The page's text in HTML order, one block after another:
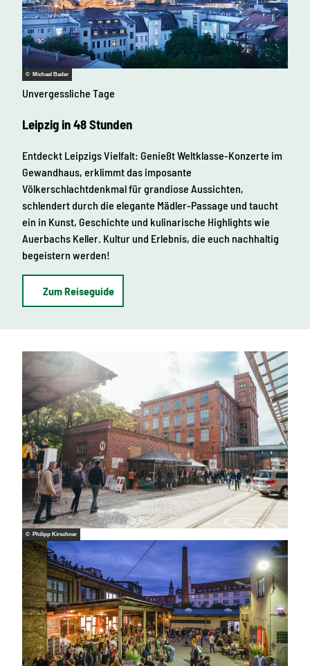
© Michael Bader
Unvergessliche Tage
Leipzig in 48 Stunden
Entdeckt Leipzigs Vielfalt: Genießt Weltklasse-Konzerte im
Gewandhaus, erklimmt das imposante
Völkerschlachtdenkmal für grandiose Aussichten,
schlendert durch die elegante Mädler-Passage und taucht
ein in Kunst, Geschichte und kulinarische Highlights wie
Auerbachs Keller. Kultur und Erlebnis, die euch nachhaltig
begeistern werden!
Zum Reiseguide
© Philipp Kirschner